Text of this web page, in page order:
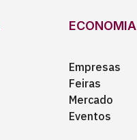
ECONOMIA
Empresas
Feiras
Mercado
Eventos